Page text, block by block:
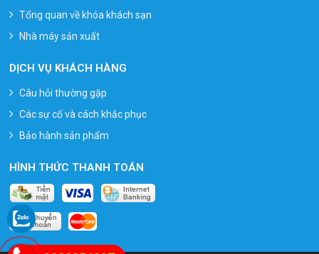
Tổng quan về khóa khách sạn
Nhà máy sản xuất
DỊCH VỤ KHÁCH HÀNG
Câu hỏi thường gặp
Các sự cố và cách khắc phục
Bảo hành sản phẩm
HÌNH THỨC THANH TOÁN